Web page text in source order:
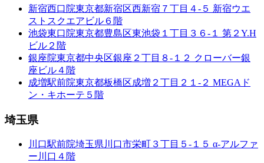
新宿西口院東京都新宿区西新宿７丁目４-５ 新宿ウエ
ストスクエアビル６階
池袋東口院東京都豊島区東池袋１丁目３６-１ 第２Y.H
ビル２階
銀座院東京都中央区銀座２丁目８-１２ クローバー銀
座ビル４階
成増駅前院東京都板橋区成増２丁目２１-２ MEGAド
ン・キホーテ５階
埼玉県
川口駅前院埼玉県川口市栄町３丁目５-１５ α-アルファ
ー川口４階